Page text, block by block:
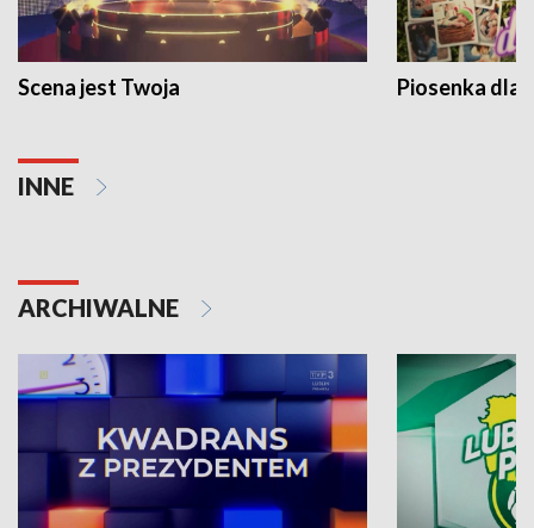
Scena jest Twoja Piosenka dla
INNE
ARCHIWALNE